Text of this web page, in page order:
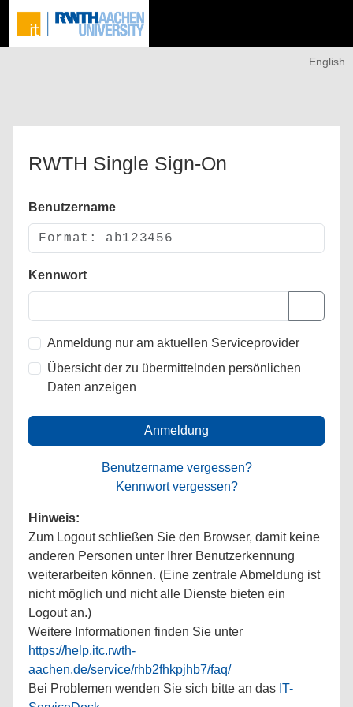
English
RWTH Single Sign-On
Benutzername
Kennwort
Anmeldung nur am aktuellen Serviceprovider
Übersicht der zu übermittelnden persönlichen
Daten anzeigen
Anmeldung
Benutzername vergessen?
Kennwort vergessen?
Hinweis:
Zum Logout schließen Sie den Browser, damit keine
anderen Personen unter Ihrer Benutzerkennung
weiterarbeiten können. (Eine zentrale Abmeldung ist
nicht möglich und nicht alle Dienste bieten ein
Logout an.)
Weitere Informationen finden Sie unter
https://help.itc.rwth-
aachen.de/service/rhb2fhkpjhb7/faq/
Bei Problemen wenden Sie sich bitte an das IT-